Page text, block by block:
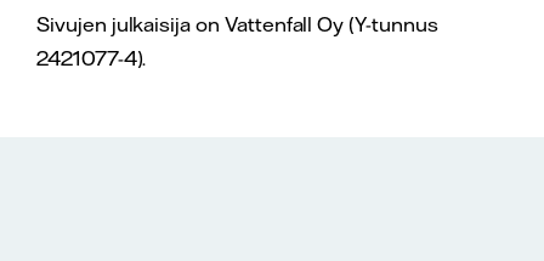
Sivujen julkaisija on Vattenfall Oy (Y-tunnus
2421077-4).